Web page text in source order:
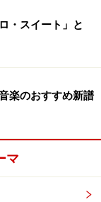
・スイート」と
楽のおすすめ新譜
マ